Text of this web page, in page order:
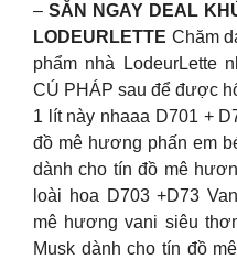
– SĂN NGAY DEAL
LODEURLETTE Chăm
phẩm nhà LodeurLette
CÚ PHÁP sau để được
1 lít này nhaaa D701 +
đồ mê hương phấn em
dành cho tín đồ mê
loài hoa D703 +D73
mê hương vani siêu
Musk dành cho tín đồ